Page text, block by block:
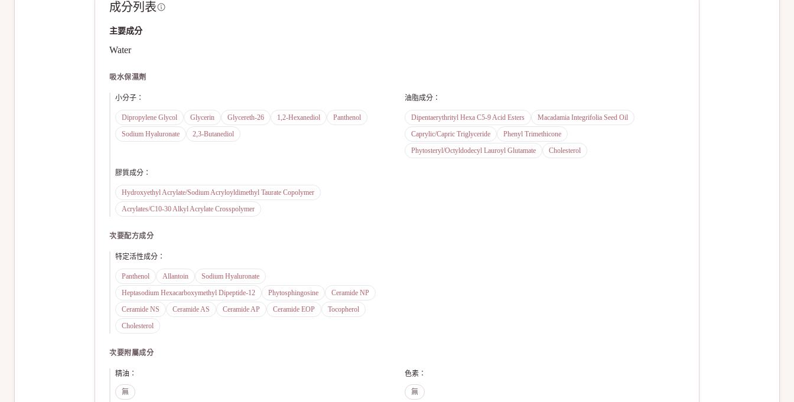
成分列表
主要成分
Water
吸水保濕劑
小分子 ：
Dipropylene Glycol Glycerin Glycereth-26 1,2-Hexanediol
Panthenol
Sodium Hyaluronate
2,3-Butanediol
油脂成分 ：
Dipentaerythrityl Hexa C5-9 Acid Esters
Macadamia Integrifolia Seed Oil
Caprylic/Capric Triglyceride
Phenyl Trimethicone
Phytosteryl/Octyldodecyl Lauroyl Glutamate
Cholesterol
膠質成分 ：
Hydroxyethyl Acrylate/Sodium Acryloyldimethyl Taurate Copolymer
Acrylates/C10-30 Alkyl Acrylate Crosspolymer
次要配方成分
特定活性成分 ：
Panthenol Allantoin
Sodium Hyaluronate
Heptasodium Hexacarboxymethyl Dipeptide-12
Phytosphingosine
Ceramide NP
Ceramide NS
Ceramide AS Ceramide AP Ceramide EOP
Tocopherol
Cholesterol
次要附屬成分
精油 ：
無
色素 ：
無